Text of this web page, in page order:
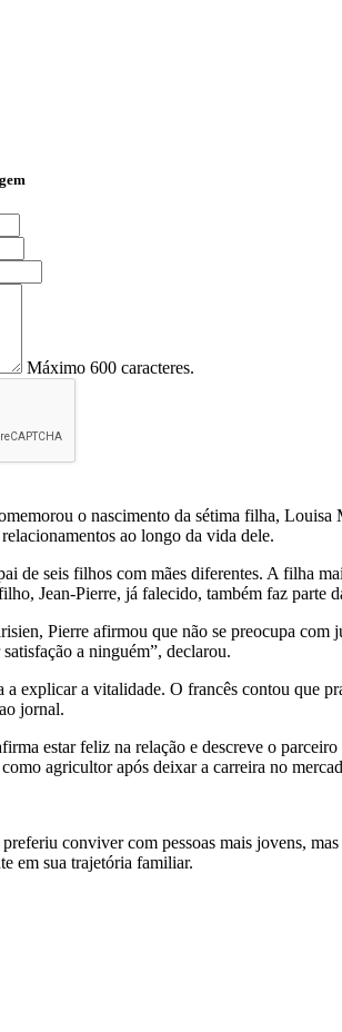
Máximo 600 caracteres.
o nascimento da sétima filha,
ao longo da vida dele.
de seis filhos com mães diferentes. A filha
Jean-Pierre, já falecido, também faz parte
Pierre afirmou que não se preocupa com
a ninguém”, declarou.
a explicar a vitalidade. O francês contou que
jornal.
estar feliz na relação e descreve o
agricultor após deixar a carreira no
conviver com pessoas mais jovens,
em sua trajetória familiar.